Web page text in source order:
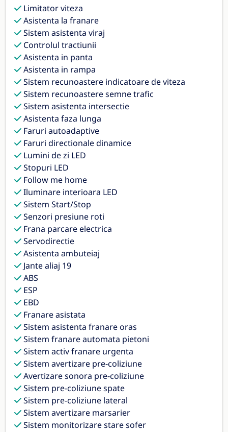
Limitator viteza
Asistenta la franare
Sistem asistenta viraj
Controlul tractiunii
Asistenta in panta
Asistenta in rampa
Sistem recunoastere indicatoare de viteza
Sistem recunoastere semne trafic
Sistem asistenta intersectie
Asistenta faza lunga
Faruri autoadaptive
Faruri directionale dinamice
Lumini de zi LED
Stopuri LED
Follow me home
Iluminare interioara LED
Sistem Start/Stop
Senzori presiune roti
Frana parcare electrica
Servodirectie
Asistenta ambuteiaj
Jante aliaj 19
ABS
ESP
EBD
Franare asistata
Sistem asistenta franare oras
Sistem franare automata pietoni
Sistem activ franare urgenta
Sistem avertizare pre-coliziune
Avertizare sonora pre-coliziune
Sistem pre-coliziune spate
Sistem pre-coliziune lateral
Sistem avertizare marsarier
Sistem monitorizare stare sofer